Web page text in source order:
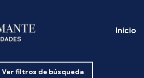
Inicio
Ver filtros de búsqueda